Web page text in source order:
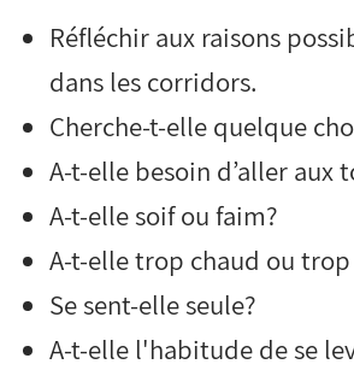
Réfléchir aux raisons
dans les corridors.
Cherche-t-elle quelque
A-t-elle besoin d’aller aux
A-t-elle soif ou faim?
A-t-elle trop chaud ou
Se sent-elle seule?
A-t-elle l'habitude de se